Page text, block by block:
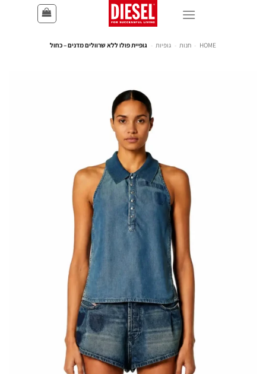
HOME
- חנות - גופיות - גופיית פולו ללא שרוולים מדנים – כחול